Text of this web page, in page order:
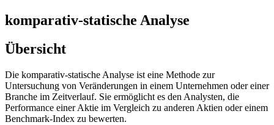
komparativ-statische Analyse
Übersicht
Die komparativ-statische Analyse ist eine Methode zur
Untersuchung von Veränderungen in einem Unternehmen oder einer
Branche im Zeitverlauf. Sie ermöglicht es den Analysten, die
Performance einer Aktie im Vergleich zu anderen Aktien oder einem
Benchmark-Index zu bewerten.